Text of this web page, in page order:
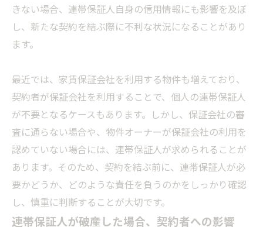
きない場合、連帯保証人自身の信用情報にも影響を及ぼ
し、新たな契約を結ぶ際に不利な状況になることがあり
ます。
最近では、家賃保証会社を利用する物件も増えており、
契約者が保証会社を利用することで、個人の連帯保証人
が不要となるケースもあります。しかし、保証会社の審
査に通らない場合や、物件オーナーが保証会社の利用を
認めていない場合には、連帯保証人が求められることが
あります。そのため、契約を結ぶ前に、連帯保証人が必
要かどうか、どのような責任を負うのかをしっかり確認
し、慎重に判断することが大切です。
連帯保証人が破産した場合、契約者への影響